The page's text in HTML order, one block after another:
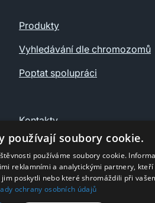
Produkty
Vyhledávání dle chromozomů
Poptat spolupráci
Kontakty
Ochrana osobních údajů
používají soubory cookie.
používáme soubory cookie.
reklamními a analytickými partnery,
poskytli nebo které shromáždili při
ochrany osobních údajů